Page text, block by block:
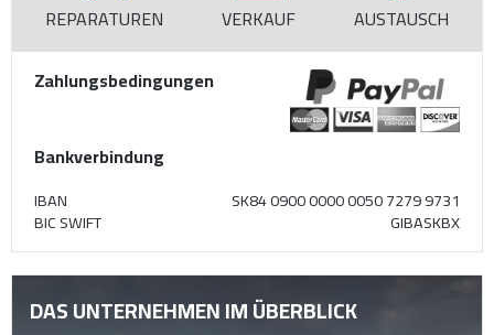
REPARATUREN VERKAUF
AUSTAUSCH
Zahlungsbedingungen
Bankverbindung
IBAN SK84 0900 0000 0050 7279 9731
BIC SWIFT GIBASKBX
DAS UNTERNEHMEN IM ÜBERBLICK